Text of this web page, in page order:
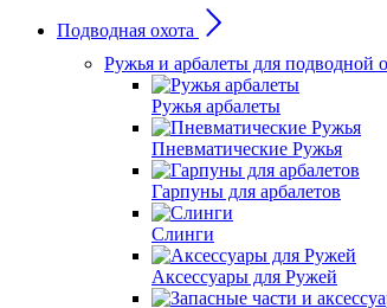
Подводная охота
Ружья и арбалеты для подводной
Ружья арбалеты
Пневматические Ружья
Гарпуны для арбалетов
Слинги
Аксессуары для Ружей